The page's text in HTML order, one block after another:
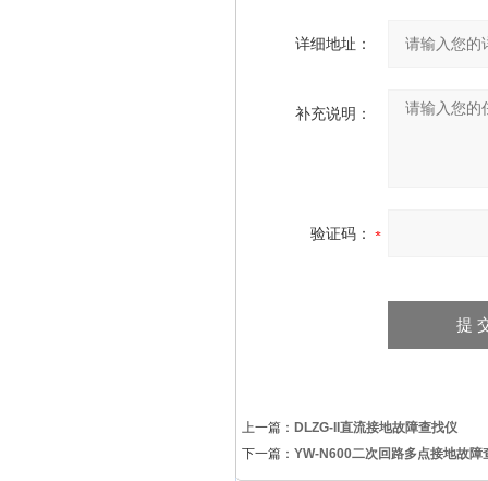
详细地址：
补充说明：
验证码：
上一篇： DLZG-II直流接地故障查找仪
下一篇： YW-N600二次回路多点接地故障